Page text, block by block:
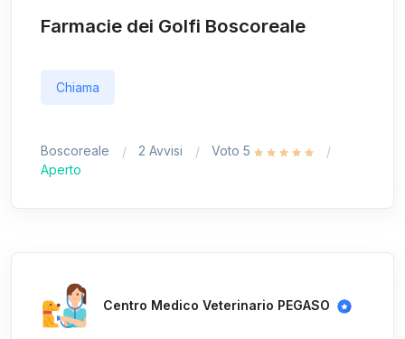
Farmacie dei Golfi Boscoreale
Chiama
Boscoreale 2 Avvisi
Voto 5
Aperto
Centro Medico Veterinario PEGASO